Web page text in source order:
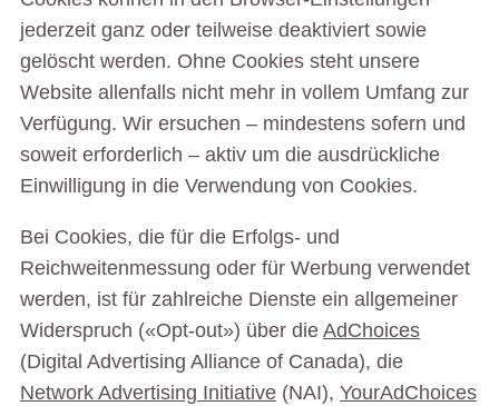
jederzeit ganz oder teilweise deaktiviert sowie
gelöscht werden. Ohne Cookies steht unsere
Website allenfalls nicht mehr in vollem Umfang zur
Verfügung. Wir ersuchen – mindestens sofern und
soweit erforderlich – aktiv um die ausdrückliche
Einwilligung in die Verwendung von Cookies.
Bei Cookies, die für die Erfolgs- und
Reichweitenmessung oder für Werbung verwendet
werden, ist für zahlreiche Dienste ein allgemeiner
Widerspruch («Opt-out») über die AdChoices
(Digital Advertising Alliance of Canada), die
Network Advertising Initiative (NAI), YourAdChoices